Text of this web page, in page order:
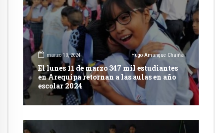
marzo 10, 2024 Hugo Amanque Chaiña
El lunes 11 de marzo 347 mil estudiantes
en Arequipa retornan a las aulas en año
escolar 2024